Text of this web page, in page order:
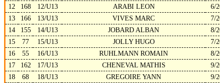
12
168 12/U13 ARABI LEON
6/
13
166 13/U13 VIVES MARC
7/
14
155 14/U13 JOBARD ALBAN
8/
15
77 15/U13 JOLLY HUGO
7/
16
55 16/U13 RUHLMANN ROMAIN
8/
17
162 17/U13 CHENEVAL MATHIS
9/
18
68 18/U13 GREGOIRE YANN
9/